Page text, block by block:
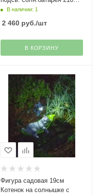
Чудесный Сад
В наличии: 1
2 460руб./шт
В КОРЗИНУ
Фигура садовая 19см
Котенок на солнышке с